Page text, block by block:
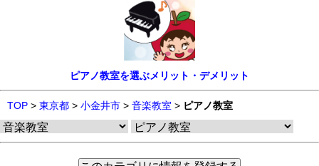
ピアノ教室を選ぶメリット・デメリット
TOP > 東京都 > 小金井市 > 音楽教室 > ピアノ教室